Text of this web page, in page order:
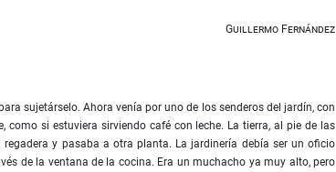
Guillermo Fernández
sujetárselo. Ahora venía por uno de los senderos del jardín, con
si estuviera sirviendo café con leche. La tierra, al pie de las
y pasaba a otra planta. La jardinería debía ser un oficio
de la ventana de la cocina. Era un muchacho ya muy alto, pero